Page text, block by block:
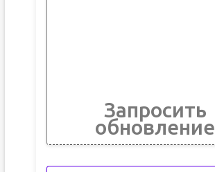
Запросить
обновление